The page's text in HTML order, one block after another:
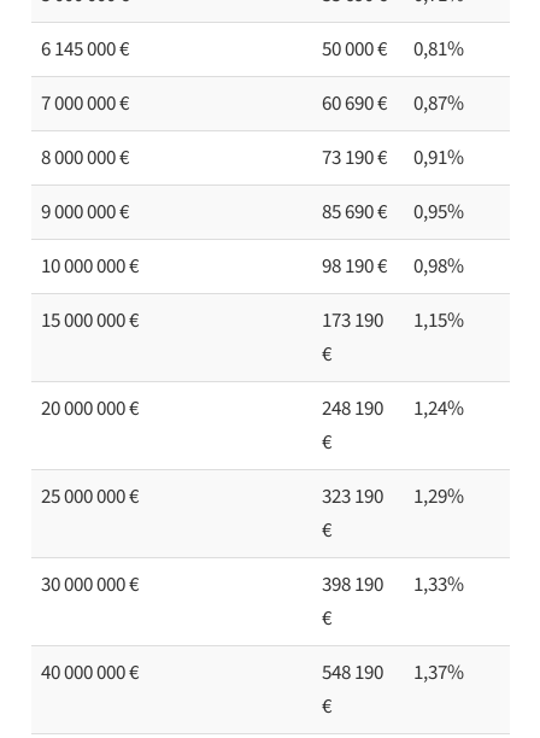
6 145 000 €
50 000 €
0,81%
7 000 000 €
60 690 €
0,87%
8 000 000 €
73 190 €
0,91%
9 000 000 €
85 690 €
0,95%
10 000 000 €
98 190 €
0,98%
15 000 000 €
173 190
€
1,15%
20 000 000 €
248 190
€
1,24%
25 000 000 €
323 190
€
1,29%
30 000 000 €
398 190
€
1,33%
40 000 000 €
548 190
€
1,37%